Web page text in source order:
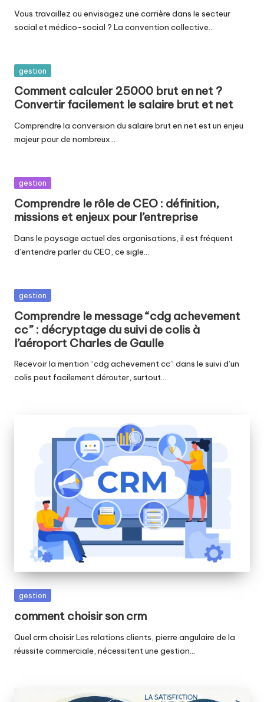
Vous travaillez ou envisagez une carrière dans le secteur
social et médico-social ? La convention collective…
Posted
gestion
Comment calculer 25000 brut en net ?
Convertir facilement le salaire brut et net
Comprendre la conversion du salaire brut en net est un enjeu
majeur pour de nombreux…
Posted
gestion
Comprendre le rôle de CEO : définition,
missions et enjeux pour l’entreprise
Dans le paysage actuel des organisations, il est fréquent
d’entendre parler du CEO, ce sigle…
Posted
gestion
Comprendre le message “cdg achevement
cc” : décryptage du suivi de colis à
l’aéroport Charles de Gaulle
Recevoir la mention “cdg achevement cc” dans le suivi d’un
colis peut facilement dérouter, surtout…
Posted
gestion
comment choisir son crm
Quel crm choisir Les relations clients, pierre angulaire de la
réussite commerciale, nécessitent une gestion…